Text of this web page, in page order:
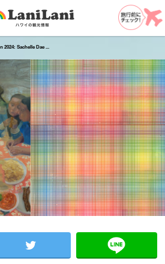
Sachelle Dae ...